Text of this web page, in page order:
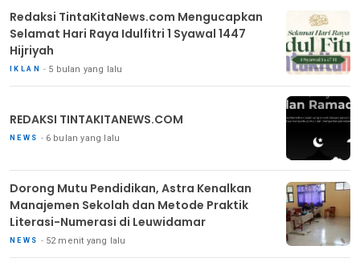
Redaksi TintaKitaNews.com Mengucapkan
Selamat Hari Raya Idulfitri 1 Syawal 1447
Hijriyah
IKLAN 5 bulan yang lalu
REDAKSI TINTAKITANEWS.COM
NEWS 6 bulan yang lalu
Dorong Mutu Pendidikan, Astra Kenalkan
Manajemen Sekolah dan Metode Praktik
Literasi-Numerasi di Leuwidamar
NEWS 52 menit yang lalu